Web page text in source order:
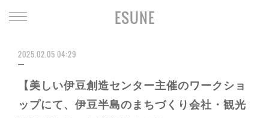
ESUNE
2025.02.05 04:29
【美しい伊豆創造センター主催のワークショ
ップにて、伊豆半島のまちづくり会社・観光